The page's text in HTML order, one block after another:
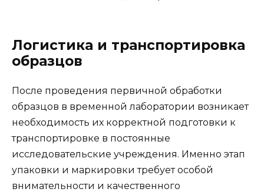
Логистика и транспортировка
образцов
После проведения первичной обработки
образцов в временной лаборатории возникает
необходимость их корректной подготовки к
транспортировке в постоянные
исследовательские учреждения. Именно этап
упаковки и маркировки требует особой
внимательности и качественного